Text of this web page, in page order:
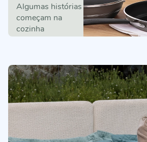
Algumas histórias
começam na
cozinha